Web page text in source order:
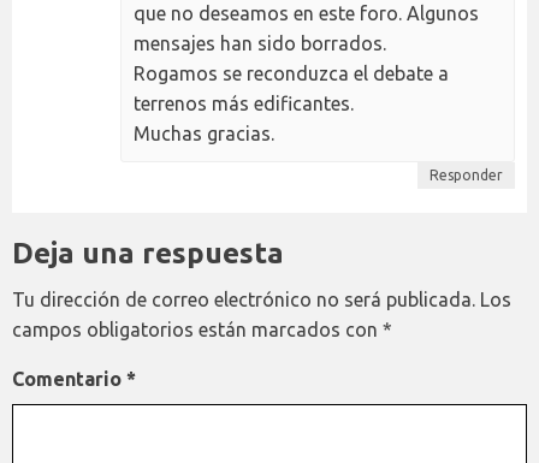
que no deseamos en este foro. Algunos
mensajes han sido borrados.
Rogamos se reconduzca el debate a
terrenos más edificantes.
Muchas gracias.
Responder
Deja una respuesta
Tu dirección de correo electrónico no será publicada. Los
campos obligatorios están marcados con *
Comentario *